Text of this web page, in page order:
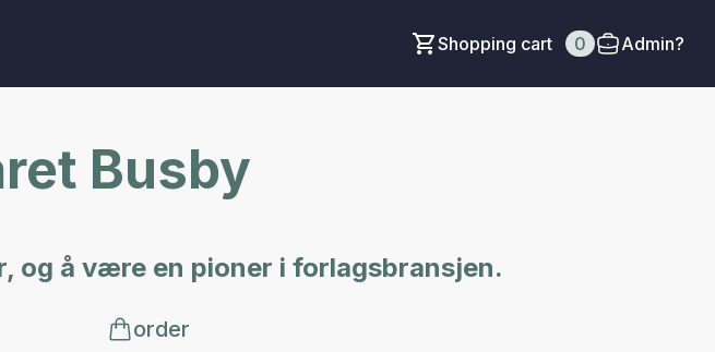
Shopping cart 0 Admin?
Busby
og å være en pioner i forlagsbransjen.
order